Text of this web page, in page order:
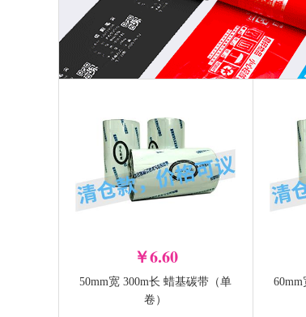
￥6.60
50mm宽 300m长 蜡基碳带（单
卷）
TSC TTP-342 Pro 标签条
TSC